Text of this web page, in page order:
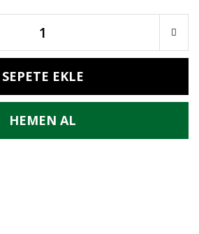
SEPETE EKLE
HEMEN AL